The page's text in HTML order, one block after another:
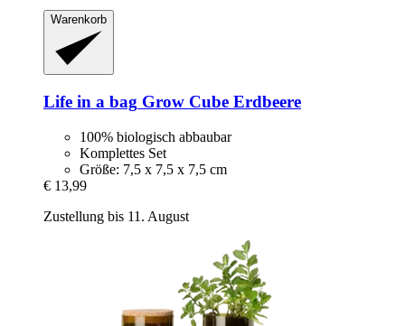
Warenkorb
Life in a bag Grow Cube Erdbeere
100% biologisch abbaubar
Komplettes Set
Größe: 7,5 x 7,5 x 7,5 cm
€ 13,99
Zustellung bis 11. August